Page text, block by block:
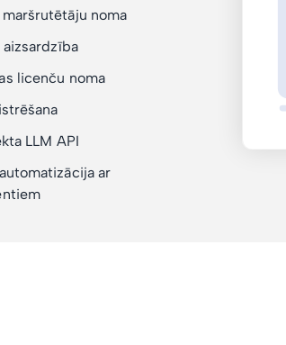
noma
licenču noma
LLM API
ar